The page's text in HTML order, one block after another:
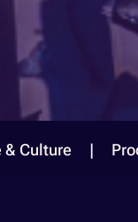
& Culture